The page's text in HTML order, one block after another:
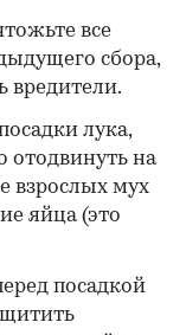
все
сбора,
вредители.
лука,
отодвинуть на
взрослых мух
яйца (это
посадкой